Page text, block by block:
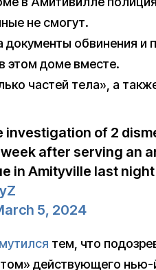
не смогут.
документы обвинения и
этом доме вместе.
частей тела», а
investigation of 2
after serving an
in Amityville last night
5, 2024
тем, что
действующего нью-